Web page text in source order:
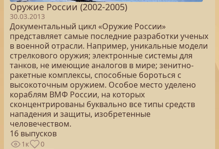
Оружие России (2002-2005)
30.03.2013
Документальный цикл «Оружие России»
представляет самые последние разработки ученых
в военной отрасли. Например, уникальные модели
стрелкового оружия; электронные системы для
танков, не имеющие аналогов в мире; зенитно-
ракетные комплексы, способные бороться с
высокоточным оружием. Особое место уделено
кораблям ВМФ России, на которых
сконцентрированы буквально все типы средств
нападения и защиты, изобретенные
человечеством.
16 выпусков
1к 0